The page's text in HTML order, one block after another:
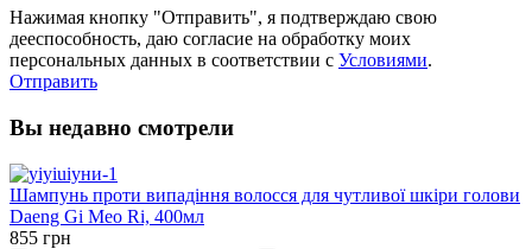
Нажимая кнопку "Отправить", я подтверждаю свою
дееспособность, даю согласие на обработку моих
персональных данных в соответствии с Условиями.
Отправить
Вы недавно смотрели
Шампунь проти випадіння волосся для чутливої ​​шкіри голови
Daeng Gi Meo Ri, 400мл
855 грн